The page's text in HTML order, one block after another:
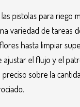
pistolas para riego
variedad de tareas
hasta limpiar
el flujo y el
sobre la